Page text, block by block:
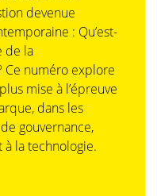
devenue
: Qu’est-
de la
Ce numéro explore
mise à l’épreuve
dans les
gouvernance,
la technologie.